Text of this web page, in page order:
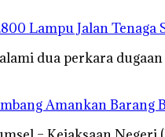
Lampu Jalan Tenaga
dua perkara
Amankan Barang